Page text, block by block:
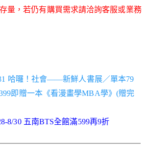
量，若仍有購買需求請洽詢客服或業務
哈囉！社會——新鮮人書展／單本79
即贈一本《看漫畫學MBA學》(贈完
8/30 五南BTS全館滿599再9折